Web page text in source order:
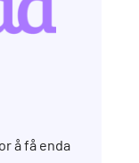
å få enda